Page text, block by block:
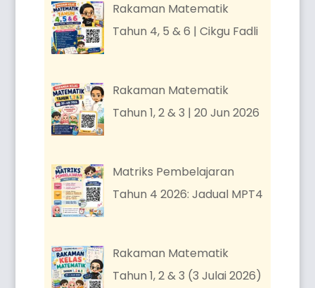
Rakaman Matematik
Tahun 4, 5 & 6 | Cikgu Fadli
Rakaman Matematik
Tahun 1, 2 & 3 | 20 Jun 2026
Matriks Pembelajaran
Tahun 4 2026: Jadual MPT4
Rakaman Matematik
Tahun 1, 2 & 3 (3 Julai 2026)